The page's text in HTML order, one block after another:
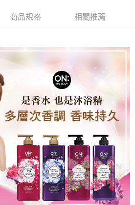
程】
內，點擊此簡訊中的連結，可透過四大超商／
進行付款，方視為交易完成。
不需立刻繳費，但若您需要取消訂單，請聯絡
意取消之訂單仍視為有效，需透過AFTEE先享
先享後付 」之結帳頁面顯示為準，若有關於
退款等相關疑問，請聯繫「AFTEE先享後付
support/home
公司提供之「AFTEE先享後付」服務完成之交
提供個人資料，並將交易相關給付款項請求債
司。
請瀏覽以下網址：
得法定代理人或監護人之同意方可使用
同意申辦者引起之損失，本公司不負相關責
以上)免運費
商品規格 相關推薦